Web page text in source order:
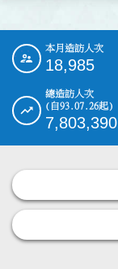
::: 本月造訪人次
18,985
總造訪人次
(自93.07.26起)
7,803,390